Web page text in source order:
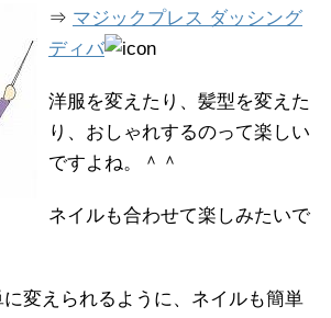
⇒ マジックプレス ダッシング
ディバ
洋服を変えたり、髪型を変えた
り、おしゃれするのって楽しい
ですよね。＾＾
ネイルも合わせて楽しみたいで
変えられるように、ネイルも簡単